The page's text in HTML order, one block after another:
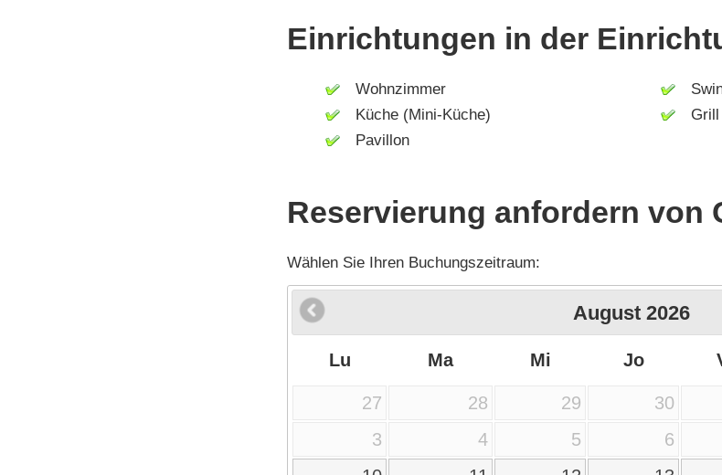
Einrichtungen in der
Wohnzimmer
Küche (Mini-Küche)
Pavillon
Grill
Reservierung anfordern von
Wählen Sie Ihren Buchungszeitraum:
August 2026
Lu Ma Mi Jo
27 28 29 30
3
4 5 6